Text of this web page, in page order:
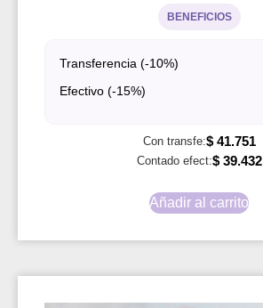
BENEFICIOS
Transferencia (-10%)
Efectivo (-15%)
Con transfe:$41.751
Contado efect:$39.432
Añadir al carrito